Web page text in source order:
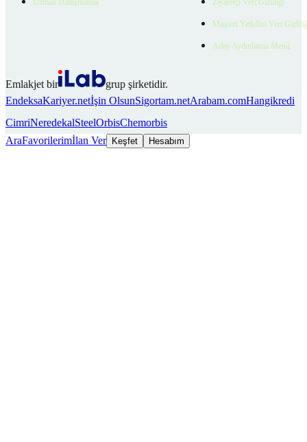
Uzman Danışmanlar Ziyaretçi Veri Gizliliği
Müşteri Yetkilisi Veri
Aday Aydınlatma Metni
Emlakjet bir
grup şirketidir.
EndeksaKariyer.netİşin OlsunSigortam.netArabam.comHangikredi
CimriNeredekalSteelOrbisChemorbis
AraFavorilerimİlan Ver Keşfet Hesabım